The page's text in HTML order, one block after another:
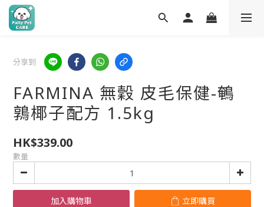
分享到
FARMINA 無穀 皮毛保健-鵪
鶉椰子配方 1.5kg
HK$339.00
數量
加入購物車 立即購買